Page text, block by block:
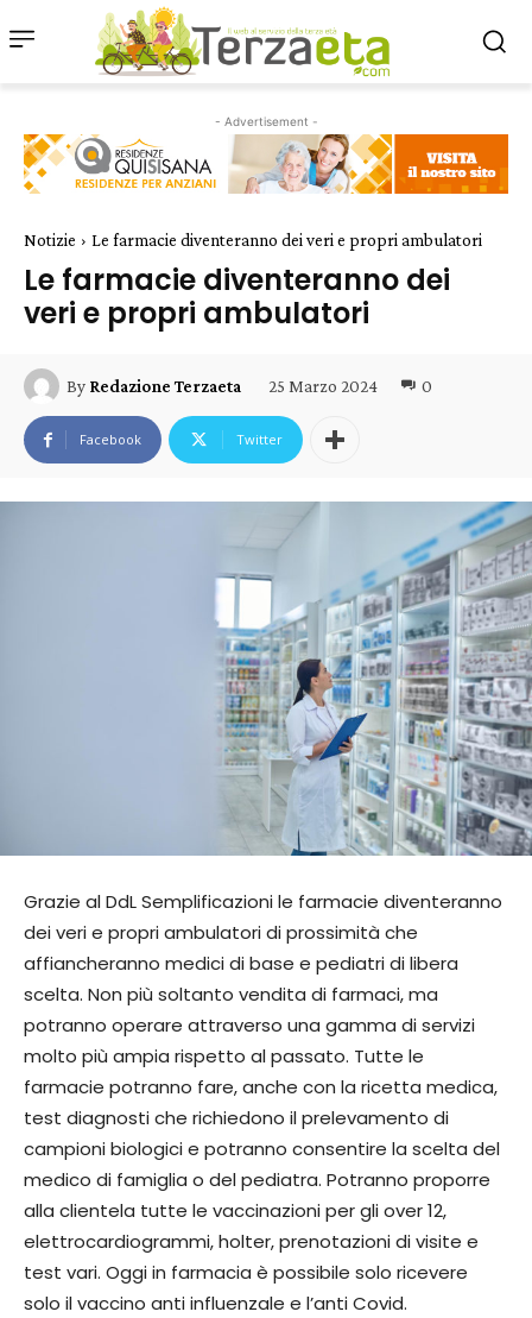
- Advertisement -
Notizie Le farmacie diventeranno dei veri e propri ambulatori
Le farmacie diventeranno dei
veri e propri ambulatori
By Redazione Terzaeta 25 Marzo 2024 0
Facebook Twitter
Grazie al DdL Semplificazioni le farmacie diventeranno
dei veri e propri ambulatori di prossimità che
affiancheranno medici di base e pediatri di libera
scelta. Non più soltanto vendita di farmaci, ma
potranno operare attraverso una gamma di servizi
molto più ampia rispetto al passato. Tutte le
farmacie potranno fare, anche con la ricetta medica,
test diagnosti che richiedono il prelevamento di
campioni biologici e potranno consentire la scelta del
medico di famiglia o del pediatra. Potranno proporre
alla clientela tutte le vaccinazioni per gli over 12,
elettrocardiogrammi, holter, prenotazioni di visite e
test vari. Oggi in farmacia è possibile solo ricevere
solo il vaccino anti influenzale e l’anti Covid.